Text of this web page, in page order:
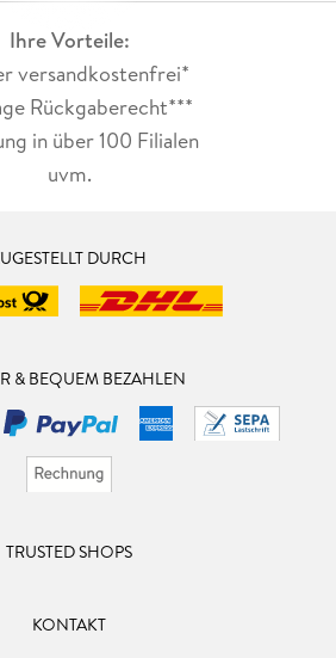
Ihre Vorteile:
versandkostenfrei*
Rückgaberecht***
in über 100 Filialen
uvm.
DURCH
& BEQUEM BEZAHLEN
TRUSTED SHOPS
KONTAKT